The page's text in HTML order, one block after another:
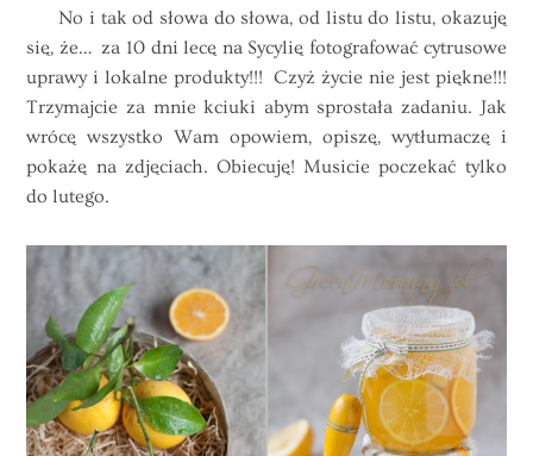
No i tak od słowa do słowa, od listu do listu, okazuję
się, że… za 10 dni lecę na Sycylię fotografować cytrusowe
uprawy i lokalne produkty!!! Czyż życie nie jest piękne!!!
Trzymajcie za mnie kciuki abym sprostała zadaniu. Jak
wrócę wszystko Wam opowiem, opiszę, wytłumaczę i
pokażę na zdjęciach. Obiecuję! Musicie poczekać tylko
do lutego.